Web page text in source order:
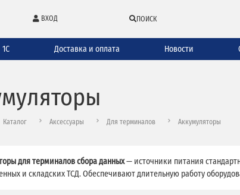
ВХОД ПОИСК
1С Доставка и оплата Новости
Каталог Аксессуары Для терминалов Аккумуляторы
для терминалов сбора данных— источники питания
и складских ТСД. Обеспечивают длительную работу